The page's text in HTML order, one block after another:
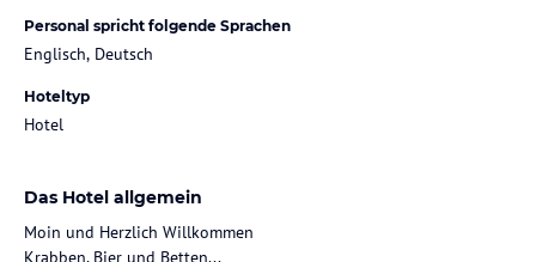
Personal spricht folgende Sprachen
Englisch, Deutsch
Hoteltyp
Hotel
Das Hotel allgemein
Moin und Herzlich Willkommen
Krabben, Bier und Betten...